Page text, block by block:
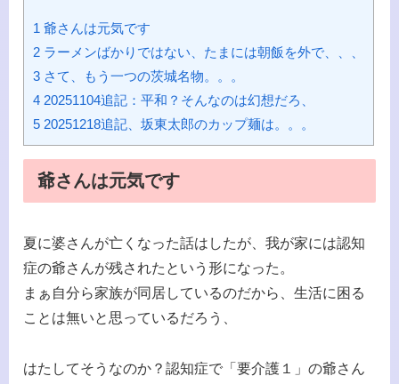
1 爺さんは元気です
2 ラーメンばかりではない、たまには朝飯を外で、、、
3 さて、もう一つの茨城名物。。。
4 20251104追記：平和？そんなのは幻想だろ、
5 20251218追記、坂東太郎のカップ麺は。。。
爺さんは元気です
夏に婆さんが亡くなった話はしたが、我が家には認知
症の爺さんが残されたという形になった。
まぁ自分ら家族が同居しているのだから、生活に困る
ことは無いと思っているだろう、
はたしてそうなのか？認知症で「要介護１」の爺さん